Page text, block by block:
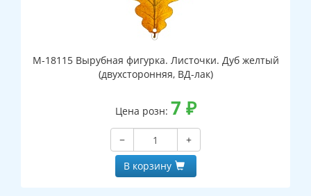
М-18115 Вырубная фигурка. Листочки. Дуб желтый
(двухсторонняя, ВД-лак)
Цена розн: 7 ₽
−
+
В корзину